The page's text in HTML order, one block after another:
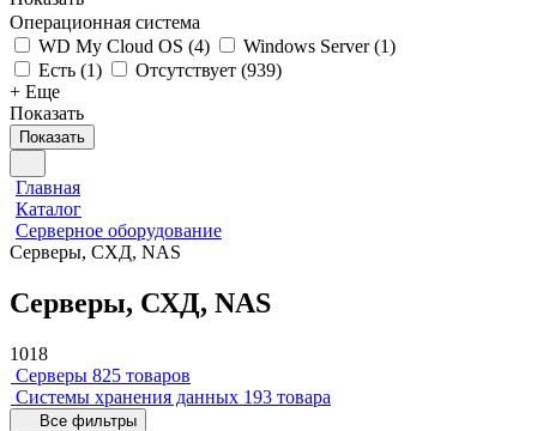
Операционная система
WD My Cloud OS (4) Windows Server(1)
Есть (1) Отсутствует (939)
+ Еще
Показать
Показать
Главная
Каталог
Серверное оборудование
Серверы, СХД, NAS
Серверы, СХД, NAS
1018
Серверы 825 товаров
Системы хранения данных 193 товара
Все фильтры